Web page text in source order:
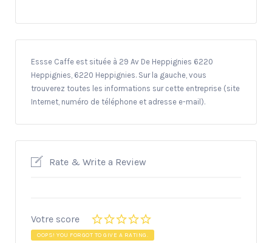
Essse Caffe est située à 29 Av De Heppignies 6220
Heppignies, 6220 Heppignies. Sur la gauche, vous
trouverez toutes les informations sur cette entreprise (site
Internet, numéro de téléphone et adresse e-mail).
Rate & Write a Review
Votre score
OOPS! YOU FORGOT TO GIVE A RATING.